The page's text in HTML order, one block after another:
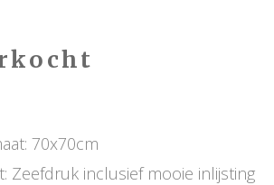
70x70cm
Zeefdruk inclusief mooie inlijsting